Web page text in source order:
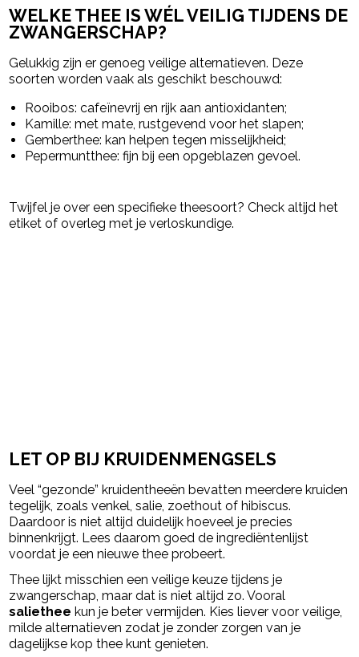
WELKE THEE IS WÉL VEILIG TIJDENS DE
ZWANGERSCHAP?
Gelukkig zijn er genoeg veilige alternatieven. Deze
soorten worden vaak als geschikt beschouwd:
Rooibos: cafeïnevrij en rijk aan antioxidanten;
Kamille: met mate, rustgevend voor het slapen;
Gemberthee: kan helpen tegen misselijkheid;
Pepermuntthee: fijn bij een opgeblazen gevoel.
Twijfel je over een specifieke theesoort? Check altijd het
etiket of overleg met je verloskundige.
LET OP BIJ KRUIDENMENGSELS
Veel “gezonde” kruidentheeën bevatten meerdere kruiden
tegelijk, zoals venkel, salie, zoethout of hibiscus.
Daardoor is niet altijd duidelijk hoeveel je precies
binnenkrijgt. Lees daarom goed de ingrediëntenlijst
voordat je een nieuwe thee probeert.
Thee lijkt misschien een veilige keuze tijdens je
zwangerschap, maar dat is niet altijd zo. Vooral
saliethee kun je beter vermijden. Kies liever voor veilige,
milde alternatieven zodat je zonder zorgen van je
dagelijkse kop thee kunt genieten.